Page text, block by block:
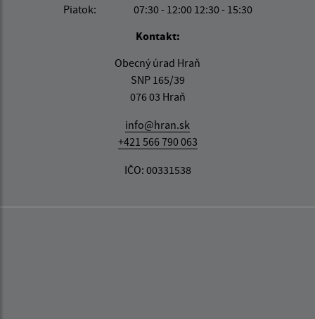
Piatok:
07:30 - 12:00 12:30 - 15:30
Kontakt:
Obecný úrad Hraň
SNP 165/39
076 03 Hraň
info@hran.sk
+421 566 790 063
IČO: 00331538